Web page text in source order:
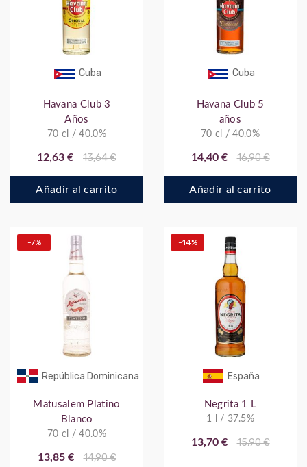
Cuba
Havana Club 3
Años
70 cl / 40.0%
12,63 € 13,64 €
Añadir al carrito
Cuba
Havana Club 5
años
70 cl / 40.0%
14,40 € 16,90 €
Añadir al carrito
República Dominicana
-7%
Matusalem Platino
Blanco
70 cl / 40.0%
13,85 € 14,90 €
España
-14%
Negrita 1 L
1 l / 37.5%
13,70 € 15,90 €